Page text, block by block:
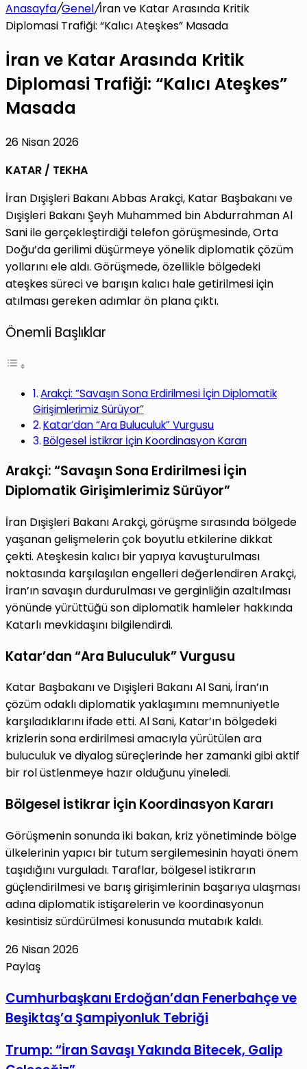
Anasayfa/Genel/İran ve Katar Arasında Kritik
Diplomasi Trafiği: “Kalıcı Ateşkes” Masada
İran ve Katar Arasında Kritik
Diplomasi Trafiği: “Kalıcı Ateşkes”
Masada
26 Nisan 2026
KATAR / TEKHA
İran Dışişleri Bakanı Abbas Arakçi, Katar Başbakanı ve
Dışişleri Bakanı Şeyh Muhammed bin Abdurrahman Al
Sani ile gerçekleştirdiği telefon görüşmesinde, Orta
Doğu’da gerilimi düşürmeye yönelik diplomatik çözüm
yollarını ele aldı. Görüşmede, özellikle bölgedeki
ateşkes süreci ve barışın kalıcı hale getirilmesi için
atılması gereken adımlar ön plana çıktı.
Önemli Başlıklar
Arakçi: “Savaşın Sona Erdirilmesi İçin Diplomatik
Girişimlerimiz Sürüyor”
Katar’dan “Ara Buluculuk” Vurgusu
Bölgesel İstikrar İçin Koordinasyon Kararı
Arakçi: “Savaşın Sona Erdirilmesi İçin
Diplomatik Girişimlerimiz Sürüyor”
İran Dışişleri Bakanı Arakçi, görüşme sırasında bölgede
yaşanan gelişmelerin çok boyutlu etkilerine dikkat
çekti. Ateşkesin kalıcı bir yapıya kavuşturulması
noktasında karşılaşılan engelleri değerlendiren Arakçi,
İran’ın savaşın durdurulması ve gerginliğin azaltılması
yönünde yürüttüğü son diplomatik hamleler hakkında
Katarlı mevkidaşını bilgilendirdi.
Katar’dan “Ara Buluculuk” Vurgusu
Katar Başbakanı ve Dışişleri Bakanı Al Sani, İran’ın
çözüm odaklı diplomatik yaklaşımını memnuniyetle
karşıladıklarını ifade etti. Al Sani, Katar’ın bölgedeki
krizlerin sona erdirilmesi amacıyla yürütülen ara
buluculuk ve diyalog süreçlerinde her zamanki gibi aktif
bir rol üstlenmeye hazır olduğunu yineledi.
Bölgesel İstikrar İçin Koordinasyon Kararı
Görüşmenin sonunda iki bakan, kriz yönetiminde bölge
ülkelerinin yapıcı bir tutum sergilemesinin hayati önem
taşıdığını vurguladı. Taraflar, bölgesel istikrarın
güçlendirilmesi ve barış girişimlerinin başarıya ulaşması
adına diplomatik istişarelerin ve koordinasyonun
kesintisiz sürdürülmesi konusunda mutabık kaldı.
26 Nisan 2026
Paylaş
Posta
ile
Cumhurbaşkanı
Erdoğan’dan
Fenerbahçe
ve
Beşiktaş’a
Cumhurbaşkanı Erdoğan’dan Fenerbahçe ve
Beşiktaş’a Şampiyonluk Tebriği
Trump:
“İran
Trump: “İran Savaşı Yakında Bitecek, Galip